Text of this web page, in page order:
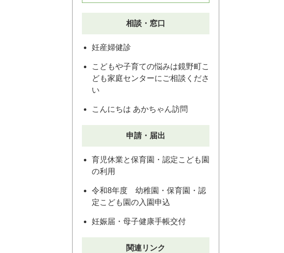
相談・窓口
妊産婦健診
こどもや子育ての悩みは鏡野町こ
ども家庭センターにご相談くださ
い
こんにちは あかちゃん訪問
申請・届出
育児休業と保育園・認定こども園
の利用
令和8年度 幼稚園・保育園・認
定こども園の入園申込
妊娠届・母子健康手帳交付
関連リンク